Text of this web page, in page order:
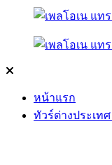
หน้าแรก
ทัวร์ต่างประเทศ